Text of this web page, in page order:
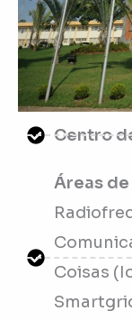
Centro
Áreas de
Coisas